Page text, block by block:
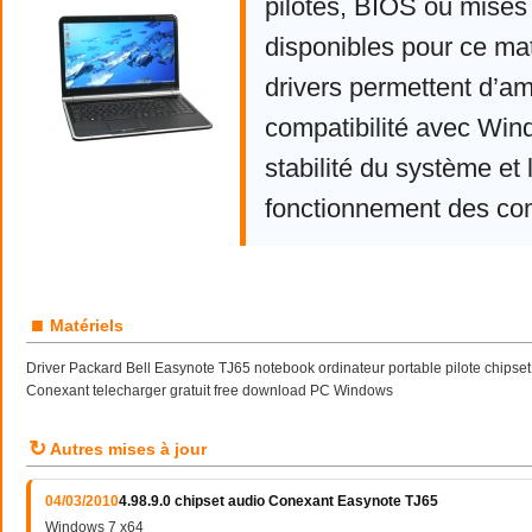
pilotes, BIOS ou
disponibles pour ce
drivers permettent
compatibilité avec
stabilité du système et
fonctionnement des
■ Matériels
Driver Packard Bell Easynote TJ65 notebook ordinateur portable pilote
Conexant telecharger gratuit free download PC Windows
↻ Autres mises à jour
04/03/20104.98.9.0 chipset audio Conexant Easynote TJ65
Windows 7 x64